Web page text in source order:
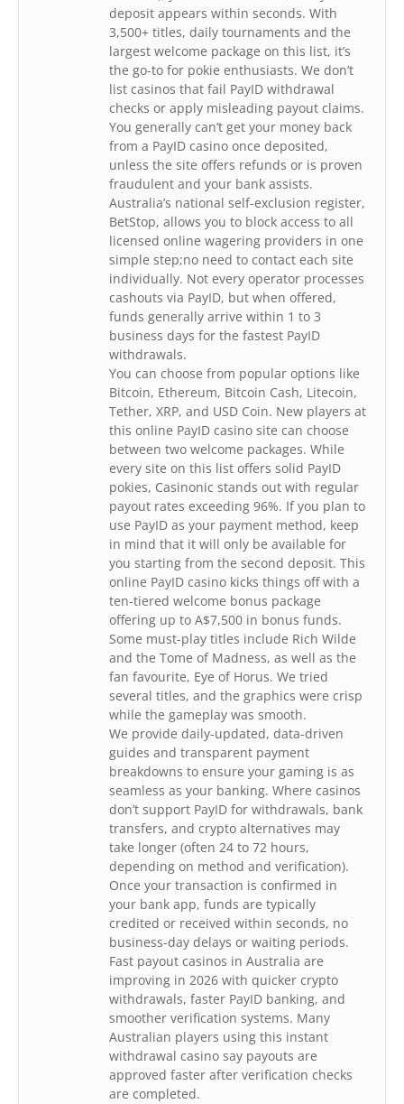
deposit appears within seconds. With
3,500+ titles, daily tournaments and the
largest welcome package on this list, it’s
the go-to for pokie enthusiasts. We don’t
list casinos that fail PayID withdrawal
checks or apply misleading payout claims.
You generally can’t get your money back
from a PayID casino once deposited,
unless the site offers refunds or is proven
fraudulent and your bank assists.
Australia’s national self-exclusion register,
BetStop, allows you to block access to all
licensed online wagering providers in one
simple step;no need to contact each site
individually. Not every operator processes
cashouts via PayID, but when offered,
funds generally arrive within 1 to 3
business days for the fastest PayID
withdrawals.
You can choose from popular options like
Bitcoin, Ethereum, Bitcoin Cash, Litecoin,
Tether, XRP, and USD Coin. New players at
this online PayID casino site can choose
between two welcome packages. While
every site on this list offers solid PayID
pokies, Casinonic stands out with regular
payout rates exceeding 96%. If you plan to
use PayID as your payment method, keep
in mind that it will only be available for
you starting from the second deposit. This
online PayID casino kicks things off with a
ten-tiered welcome bonus package
offering up to A$7,500 in bonus funds.
Some must-play titles include Rich Wilde
and the Tome of Madness, as well as the
fan favourite, Eye of Horus. We tried
several titles, and the graphics were crisp
while the gameplay was smooth.
We provide daily-updated, data-driven
guides and transparent payment
breakdowns to ensure your gaming is as
seamless as your banking. Where casinos
don’t support PayID for withdrawals, bank
transfers, and crypto alternatives may
take longer (often 24 to 72 hours,
depending on method and verification).
Once your transaction is confirmed in
your bank app, funds are typically
credited or received within seconds, no
business-day delays or waiting periods.
Fast payout casinos in Australia are
improving in 2026 with quicker crypto
withdrawals, faster PayID banking, and
smoother verification systems. Many
Australian players using this instant
withdrawal casino say payouts are
approved faster after verification checks
are completed.